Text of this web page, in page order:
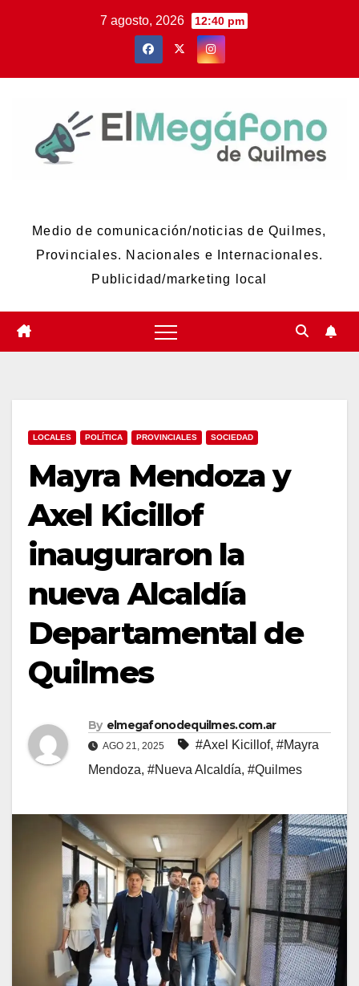
7 agosto, 2026 12:40 pm
Medio de comunicación/noticias de Quilmes,
Provinciales. Nacionales e Internacionales.
Publicidad/marketing local
LOCALES POLÍTICA PROVINCIALES SOCIEDAD
Mayra Mendoza y
Axel Kicillof
inauguraron la
nueva Alcaldía
Departamental de
Quilmes
By elmegafonodequilmes.com.ar
AGO 21, 2025 #Axel Kicillof, #Mayra
Mendoza, #Nueva Alcaldía, #Quilmes